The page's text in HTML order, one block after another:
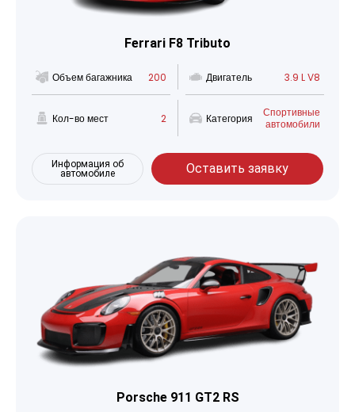
Ferrari F8 Tributo
Объем багажника 200 Двигатель 3.9 L V8
Кол-во мест 2 Категория
Спортивные
автомобили
Информация об
автомобиле
Оставить заявку
Porsche 911 GT2 RS